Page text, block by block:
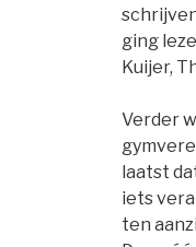
ging
Kuijer,
Verder
laatst
iets
ten